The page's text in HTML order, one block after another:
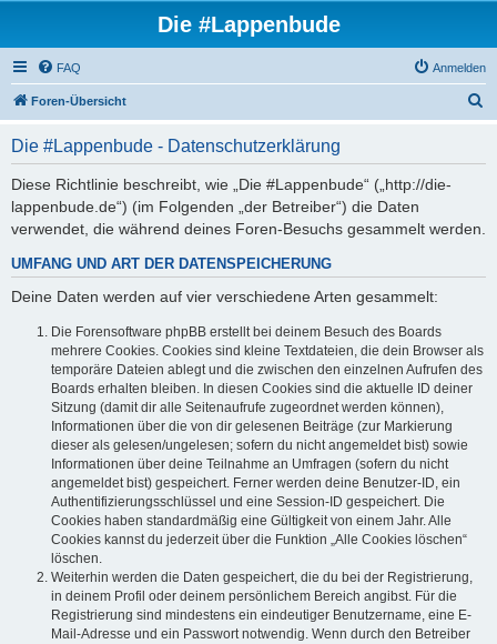
Die #Lappenbude
FAQ Anmelden
Foren-Übersicht
Die #Lappenbude - Datenschutzerklärung
Diese Richtlinie beschreibt, wie „Die #Lappenbude“ („http://die-
lappenbude.de“) (im Folgenden „der Betreiber“) die Daten
verwendet, die während deines Foren-Besuchs gesammelt werden.
UMFANG UND ART DER DATENSPEICHERUNG
Deine Daten werden auf vier verschiedene Arten gesammelt:
Die Forensoftware phpBB erstellt bei deinem Besuch des Boards
mehrere Cookies. Cookies sind kleine Textdateien, die dein Browser als
temporäre Dateien ablegt und die zwischen den einzelnen Aufrufen des
Boards erhalten bleiben. In diesen Cookies sind die aktuelle ID deiner
Sitzung (damit dir alle Seitenaufrufe zugeordnet werden können),
Informationen über die von dir gelesenen Beiträge (zur Markierung
dieser als gelesen/ungelesen; sofern du nicht angemeldet bist) sowie
Informationen über deine Teilnahme an Umfragen (sofern du nicht
angemeldet bist) gespeichert. Ferner werden deine Benutzer-ID, ein
Authentifizierungsschlüssel und eine Session-ID gespeichert. Die
Cookies haben standardmäßig eine Gültigkeit von einem Jahr. Alle
Cookies kannst du jederzeit über die Funktion „Alle Cookies löschen“
löschen.
Weiterhin werden die Daten gespeichert, die du bei der Registrierung,
in deinem Profil oder deinem persönlichem Bereich angibst. Für die
Registrierung sind mindestens ein eindeutiger Benutzername, eine E-
Mail-Adresse und ein Passwort notwendig. Wenn durch den Betreiber